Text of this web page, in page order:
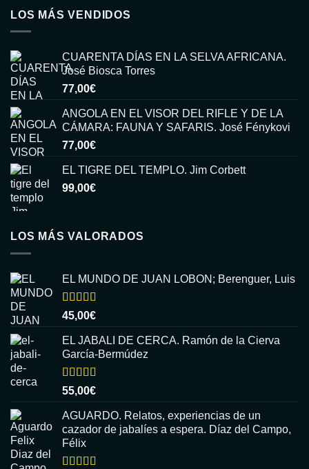
LOS MÁS VENDIDOS
CUARENTA DÍAS EN LA SELVA AFRICANA.
José Biosca Torres
77,00€
ANGOLA EN EL VISOR DEL RIFLE Y DE LA
CÁMARA: FAUNA Y SAFARIS. José Fénykovi
77,00€
EL TIGRE DEL TEMPLO. Jim Corbett
99,00€
LOS MÁS VALORADOS
EL MUNDO DE JUAN LOBON; Berenguer, Luis
Valorado
con
5
45,00€
EL JABALI DE CERCA. Ramón de la Cierva
García-Bermúdez
Valorado
con
5
55,00€
AGUARDO. Relatos, experiencias de un
cazador de jabalíes a espera. Díaz del Campo,
Félix